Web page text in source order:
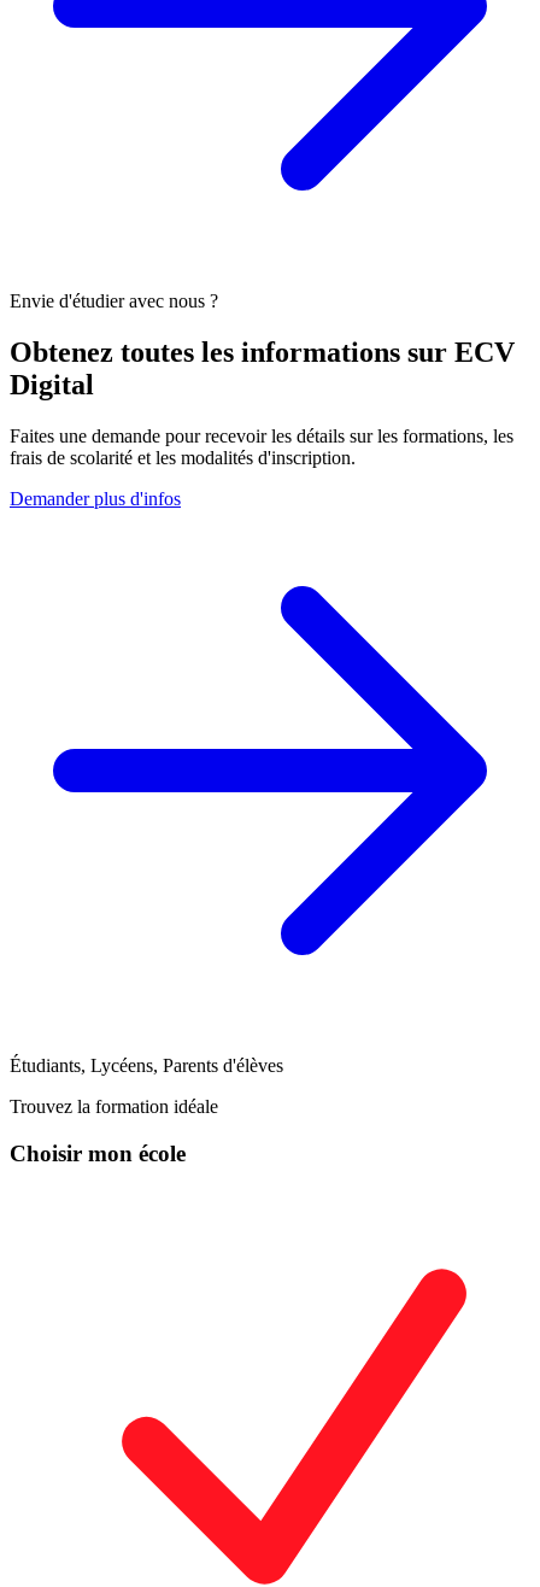
Envie d'étudier avec nous ?
Obtenez toutes les informations sur ECV
Digital
Faites une demande pour recevoir les détails sur les formations, les
frais de scolarité et les modalités d'inscription.
Demander plus d'infos
Étudiants, Lycéens, Parents d'élèves
Trouvez la formation idéale
Choisir mon école